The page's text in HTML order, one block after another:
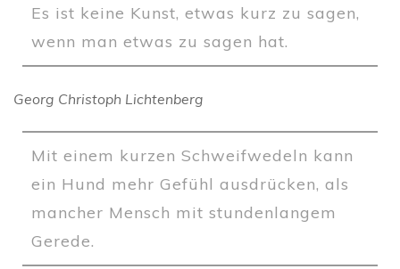
Es ist keine Kunst, etwas kurz zu sagen,
wenn man etwas zu sagen hat.
Georg Christoph Lichtenberg
Mit einem kurzen Schweifwedeln kann
ein Hund mehr Gefühl ausdrücken, als
mancher Mensch mit stundenlangem
Gerede.